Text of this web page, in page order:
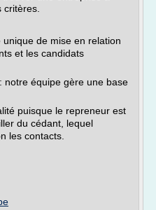
de mise en relation
et les candidats
notre équipe gère une base
puisque le repreneur est
du cédant, lequel
les contacts.